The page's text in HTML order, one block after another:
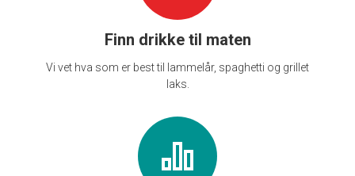
Finn drikke til maten
Vi vet hva som er best til lammelår, spaghetti og grillet
laks.